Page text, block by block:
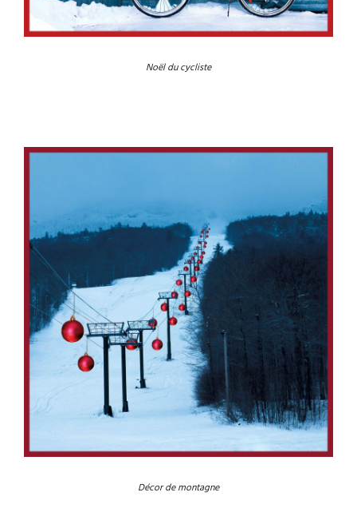
Noël du cycliste
Décor de montagne